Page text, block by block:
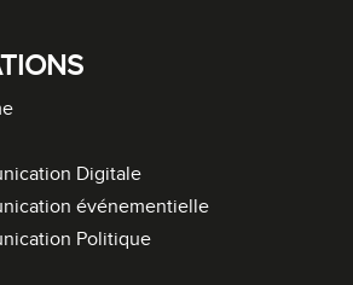
Digitale
événementielle
Politique